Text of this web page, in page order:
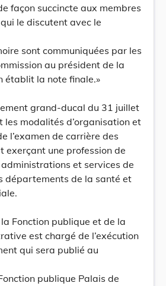
façon succincte aux membres
le discutent avec le
sont communiquées par les
au président de la
établit la note finale.»
grand-ducal du 31 juillet
modalités d’organisation et
l’examen de carrière des
exerçant une profession de
et services de
départements de la santé et
Fonction publique et de la
est chargé de l’exécution
qui sera publié au
publique Palais de